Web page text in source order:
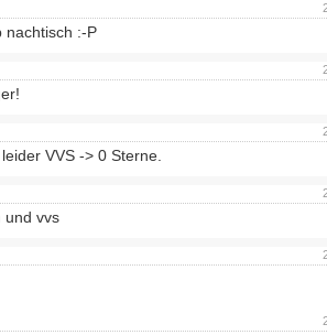
nachtisch :-P
VVS -> 0 Sterne.
und vvs